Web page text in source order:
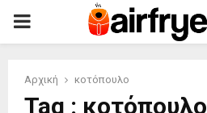
PRIMARY
Αρχική κοτόπουλο
Tag : κοτόπουλο